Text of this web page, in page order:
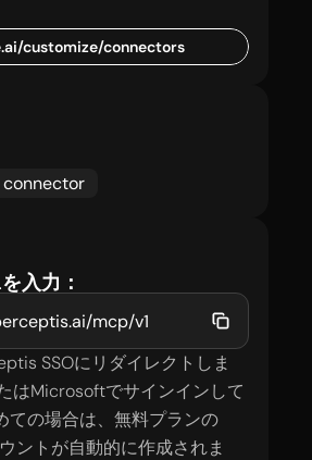
customize/connectors
入力：
mcp/v1
SSOにリダイレクトしま
はMicrosoftでサインインして
ての場合は、無料プランの
ントが自動的に作成されま